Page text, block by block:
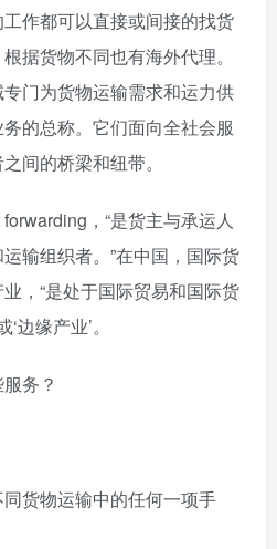
作都可以直接或间接的找货
据货物不同也有海外代理。
门为货物运输需求和运力供
的总称。它们面向全社会服
间的桥梁和纽带。
，“是货主与承运人
输组织者。”在中国，国际货
，“是处于国际贸易和国际货
边缘产业’。
务？
货物运输中的任何一项手